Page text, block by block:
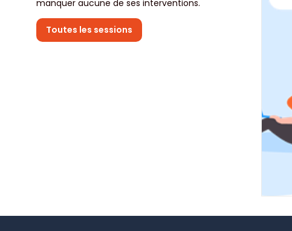
manquer aucune de ses interventions.
Toutes les sessions